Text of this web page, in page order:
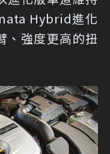
Hybrid進化
、強度更高的扭